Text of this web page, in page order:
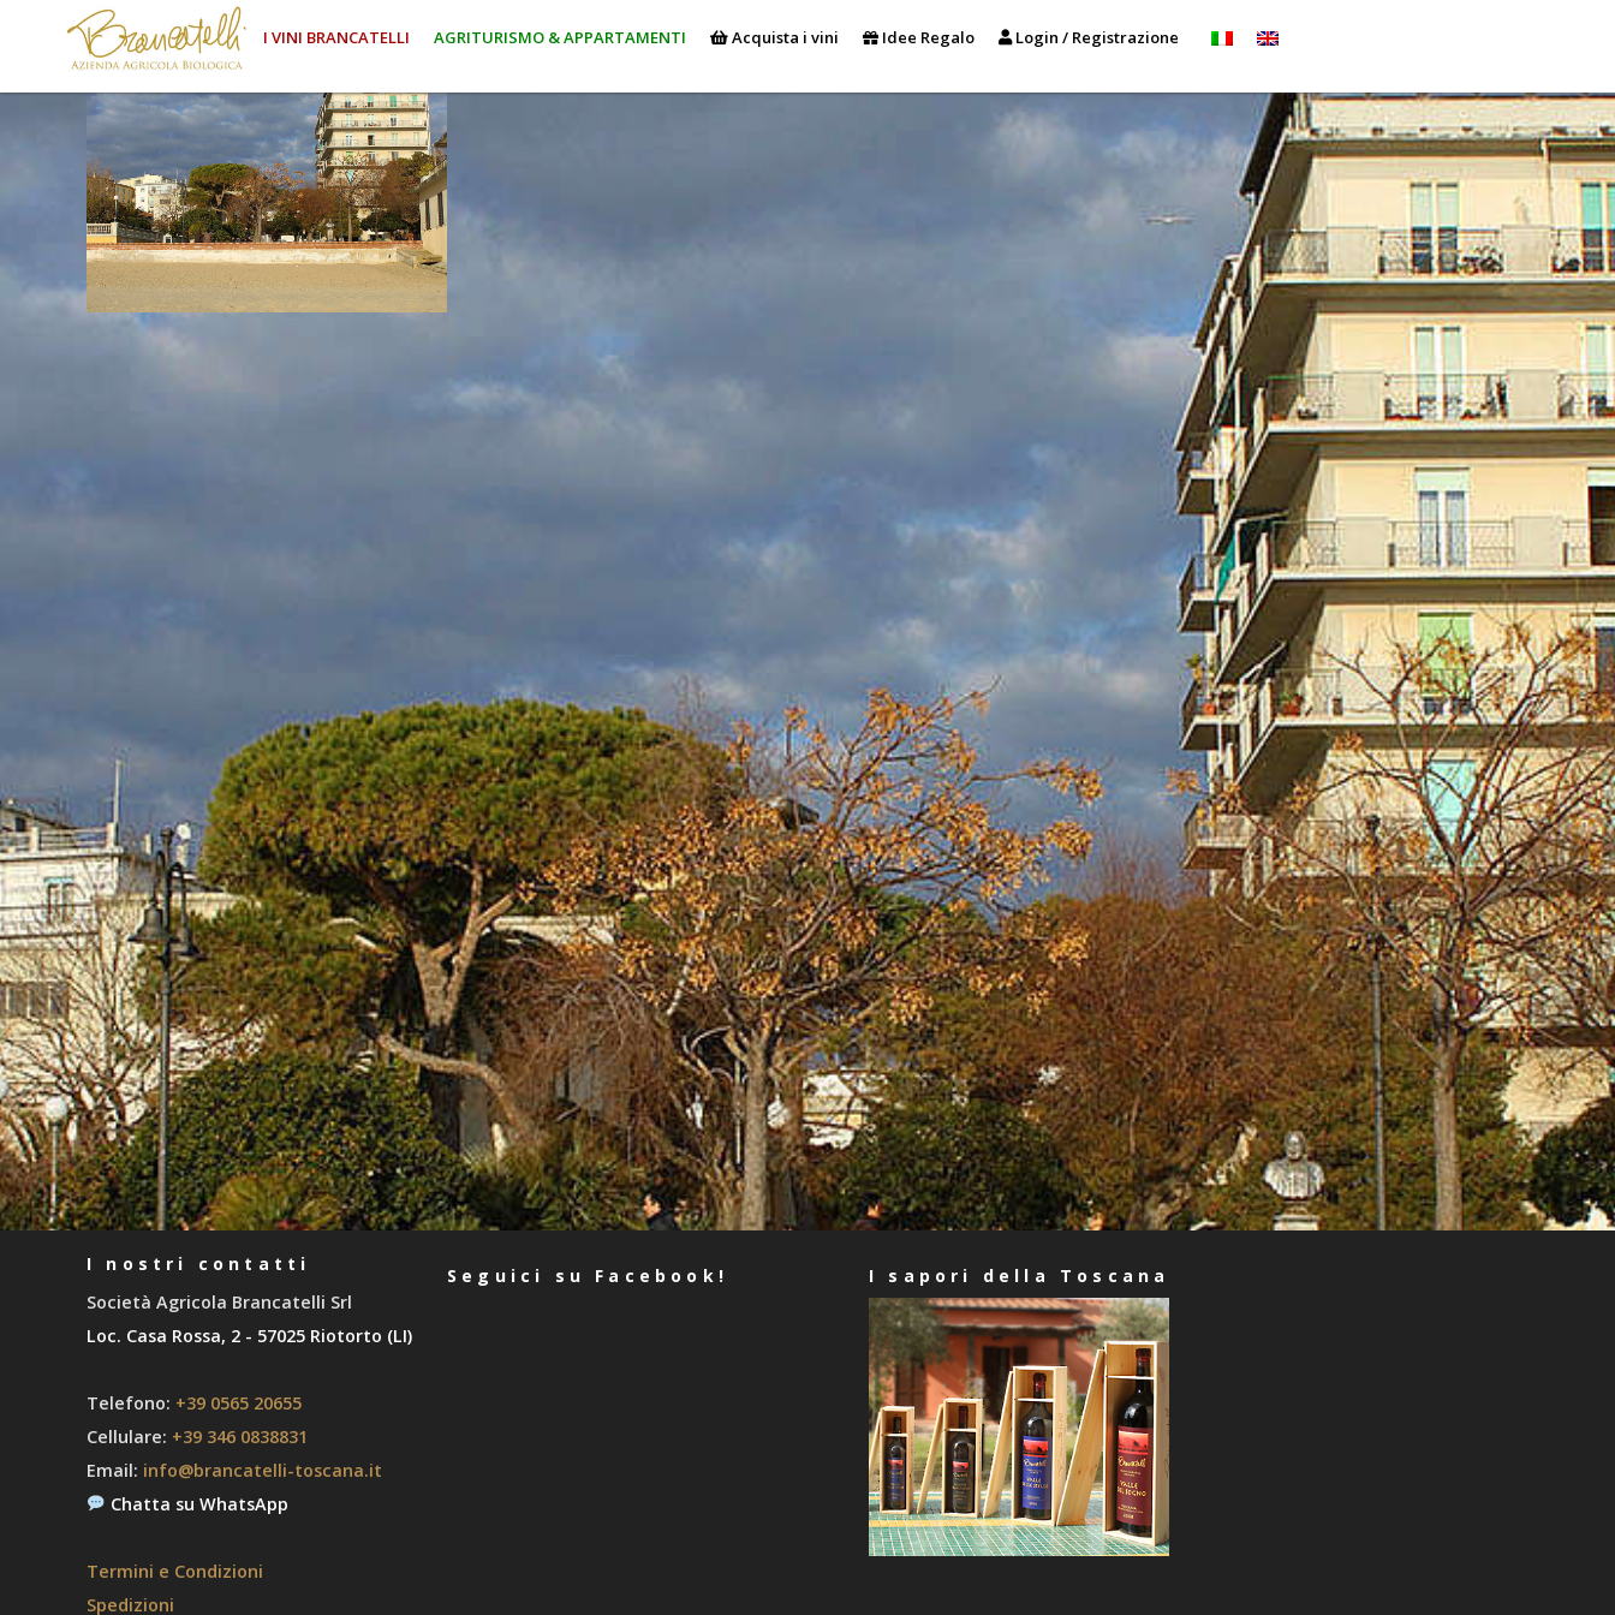
I VINI BRANCATELLI AGRITURISMO & APPARTAMENTI Acquista i vini Idee Regalo Login / Registrazione
I nostri contatti
Società Agricola Brancatelli Srl
Loc. Casa Rossa, 2 - 57025 Riotorto (LI)
Telefono: +39 0565 20655
Cellulare: +39 346 0838831
Email: info@brancatelli-toscana.it
Chatta su WhatsApp
Termini e Condizioni
Spedizioni
Seguici su Facebook! I sapori della Toscana